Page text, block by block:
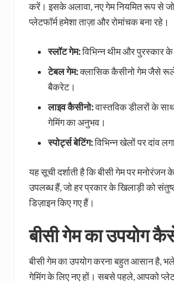
करें। इसके अलावा, नए गेम नियमित रूप से
प्लेटफॉर्म हमेशा ताज़ा और रोमांचक बना रहे।
स्लॉट गेम:विभिन्न थीम और पुरस्कार
टेबल गेम:क्लासिक कैसीनो गेम जैसे
बैकरेट।
लाइव कैसीनो:वास्तविक डीलरों के
गेमिंग का अनुभव।
स्पोर्ट्स बेटिंग:विभिन्न खेलों पर दांव
यह सूची दर्शाती है कि बीसी गेम पर मनोरंजन
उपलब्ध हैं, जो हर प्रकार के खिलाड़ी को
डिज़ाइन किए गए हैं।
बीसी गेम का उपयोग
बीसी गेम का उपयोग करना बहुत आसान है,
गेमिंग के लिए नए हों। सबसे पहले, आपको